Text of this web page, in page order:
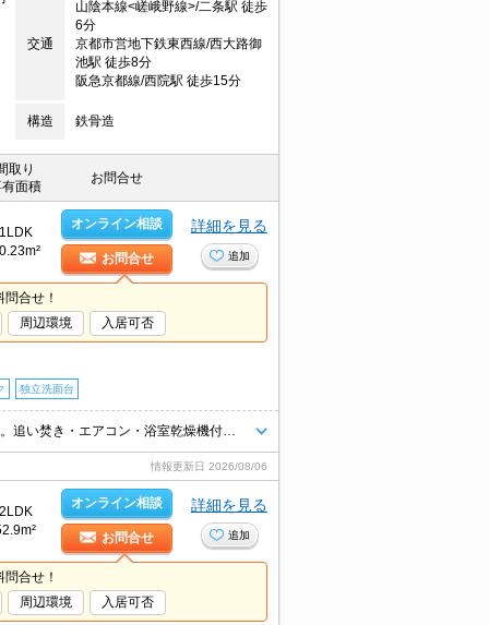
交通
山陰本線<嵯峨野線>/二条駅 徒歩
6分
京都市営地下鉄東西線/西大路御
池駅 徒歩8分
阪急京都線/西院駅 徒歩15分
構造 鉄骨造
取り
有面積
お問合せ
オンライン相談
お問合せ
詳細を見る
追加
合せ！
周辺環境
入居可否
独立洗面台
情報更新日 2026/08/06
オンライン相談
お問合せ
詳細を見る
追加
合せ！
周辺環境
入居可否